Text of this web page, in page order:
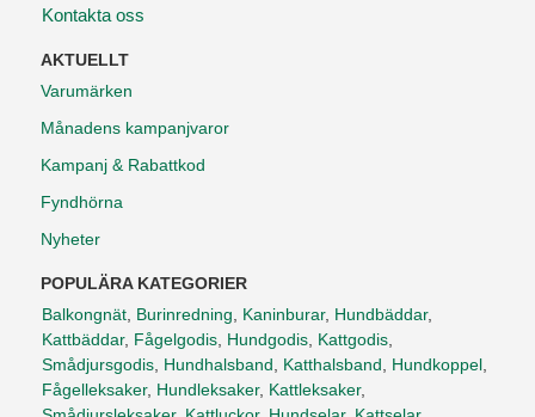
Kontakta oss
AKTUELLT
Varumärken
Månadens kampanjvaror
Kampanj & Rabattkod
Fyndhörna
Nyheter
POPULÄRA KATEGORIER
Balkongnät, Burinredning, Kaninburar, Hundbäddar,
Kattbäddar, Fågelgodis, Hundgodis, Kattgodis,
Smådjursgodis, Hundhalsband, Katthalsband, Hundkoppel,
Fågelleksaker, Hundleksaker, Kattleksaker,